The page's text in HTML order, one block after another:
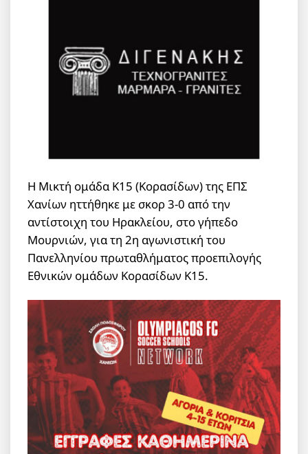
Η Μικτή ομάδα Κ15 (Κορασίδων) της ΕΠΣ
Χανίων ηττήθηκε με σκορ 3-0 από την
αντίστοιχη του Ηρακλείου, στο γήπεδο
Μουρνιών, για τη 2η αγωνιστική του
Πανελληνίου πρωταθλήματος προεπιλογής
Εθνικών ομάδων Κορασίδων Κ15.